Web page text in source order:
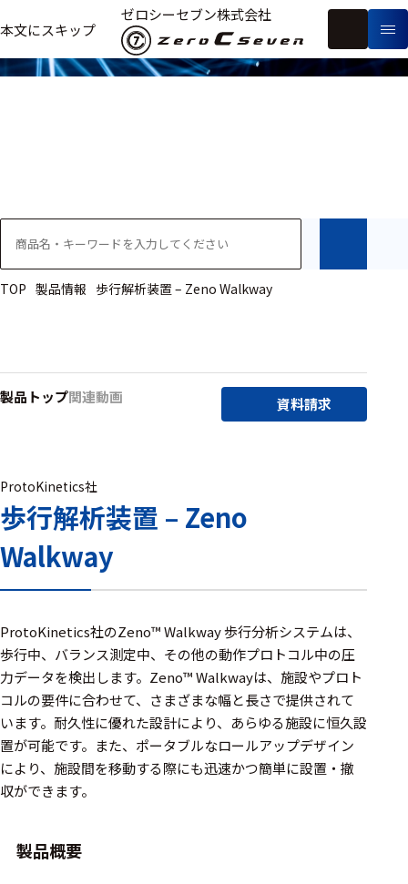
本文にスキップ
ゼロシーセブン株式会社
製
生
体
信
ー
フ
リ
ー
ワ
研究用
ヒト・人
ワイヤレス・無
線対応
システム・周辺
構成
装置本体
デバイス
基幹シス
製品情報
TOP 製品情報 歩行解析装置 – Zeno Walkway
製品トップ関連動画 資料請求
ProtoKinetics社
歩行解析装置 – Zeno
Walkway
ProtoKinetics社のZeno™ Walkway 歩行分析システムは、
歩行中、バランス測定中、その他の動作プロトコル中の圧
力データを検出します。Zeno™ Walkwayは、施設やプロト
コルの要件に合わせて、さまざまな幅と長さで提供されて
います。耐久性に優れた設計により、あらゆる施設に恒久設
置が可能です。また、ポータブルなロールアップデザイン
により、施設間を移動する際にも迅速かつ簡単に設置・撤
収ができます。
製品概要